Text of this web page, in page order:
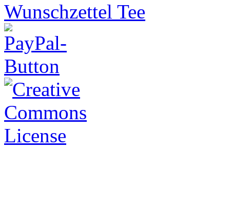
Wunschzettel Tee